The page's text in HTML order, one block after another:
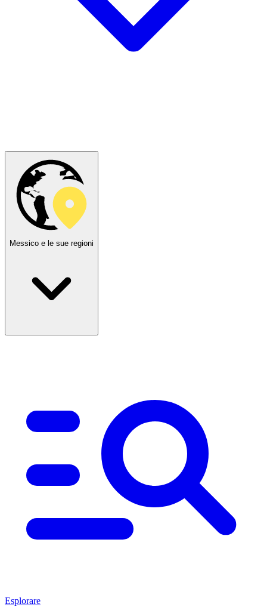
Messico e le sue regioni
Esplorare